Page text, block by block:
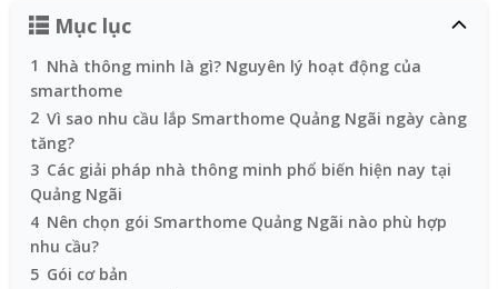
Mục lục
1 Nhà thông minh là gì? Nguyên lý hoạt động của
smarthome
2 Vì sao nhu cầu lắp Smarthome Quảng Ngãi ngày càng
tăng?
3 Các giải pháp nhà thông minh phổ biến hiện nay tại
Quảng Ngãi
4 Nên chọn gói Smarthome Quảng Ngãi nào phù hợp
nhu cầu?
5 Gói cơ bản